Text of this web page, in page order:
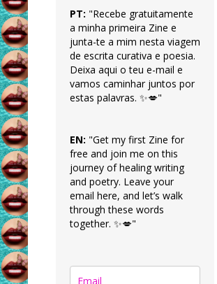
PT: "Recebe gratuitamente
a minha primeira Zine e
junta-te a mim nesta viagem
de escrita curativa e poesia.
Deixa aqui o teu e-mail e
vamos caminhar juntos por
estas palavras. ✨💋"
EN: "Get my first Zine for
free and join me on this
journey of healing writing
and poetry. Leave your
email here, and let’s walk
through these words
together. ✨💋"